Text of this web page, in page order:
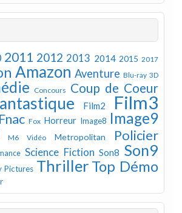
2011 2012 2013 2014 2015 2017
Amazon Aventure Blu-ray 3D
Concours Coup de Coeur
Film2 Film3
Fnac Fox Horreur Image8 Image9
M6 Vidéo Metropolitan Policier
Science Fiction Son8 Son9
Pictures Thriller Top Démo